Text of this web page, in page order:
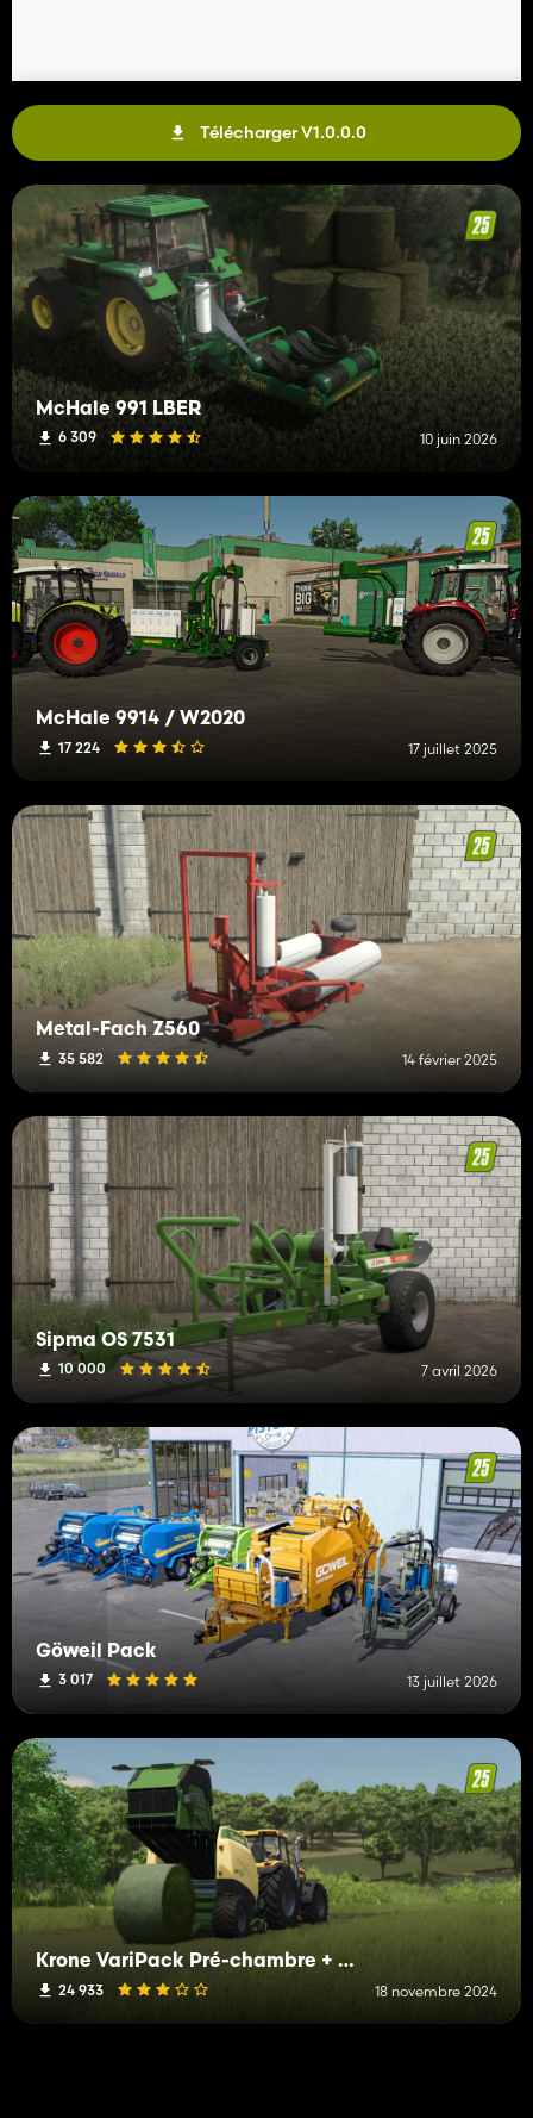
Télécharger V1.0.0.0
McHale 991 LBER
6 309 10 juin 2026
McHale 9914 / W2020
17 224 17 juillet 2025
Metal-Fach Z560
35 582 14 février 2025
Sipma OS 7531
10 000 7 avril 2026
Göweil Pack
3 017 13 juillet 2026
Krone VariPack Pré-chambre + Kuhn SW (EMBALLAGE RAPIDE)
24 933 18 novembre 2024